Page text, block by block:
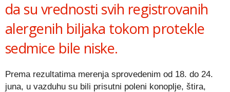
da su vrednosti svih registrovanih
alergenih biljaka tokom protekle
sedmice bile niske.
Prema rezultatima merenja sprovedenim od 18. do 24.
juna, u vazduhu su bili prisutni poleni konoplje, štira,